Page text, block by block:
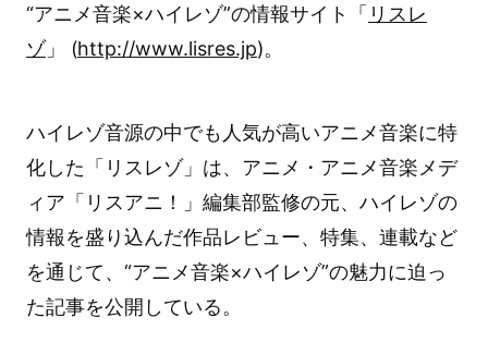
“アニメ音楽×ハイレゾ”の情報サイト「 リスレ
ゾ」 (http://www.lisres.jp)。
ハイレゾ音源の中でも人気が高いアニメ音楽に特
化した「リスレゾ」は、アニメ・アニメ音楽メデ
ィア「リスアニ！」編集部監修の元、ハイレゾの
情報を盛り込んだ作品レビュー、特集、連載など
を通じて、“アニメ音楽×ハイレゾ”の魅力に迫っ
た記事を公開している。